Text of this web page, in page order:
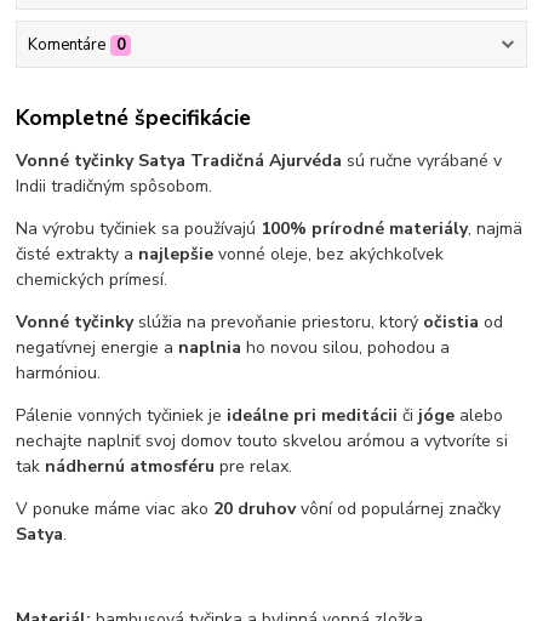
Komentáre 0
Kompletné špecifikácie
Vonné tyčinky Satya Tradičná Ajurvéda sú ručne vyrábané v
Indii tradičným spôsobom.
Na výrobu tyčiniek sa používajú 100% prírodné materiály, najmä
čisté extrakty a najlepšie vonné oleje, bez akýchkoľvek
chemických prímesí.
Vonné tyčinkyslúžia na prevoňanie priestoru, ktorý očistia od
negatívnej energie a naplnia ho novou silou, pohodou a
harmóniou.
Pálenie vonných tyčiniek je ideálne pri meditácii či jóge alebo
nechajte naplniť svoj domov touto skvelou arómou a vytvoríte si
tak nádhernú atmosféru pre relax.
V ponuke máme viac ako 20 druhovvôní od populárnej značky
Satya.